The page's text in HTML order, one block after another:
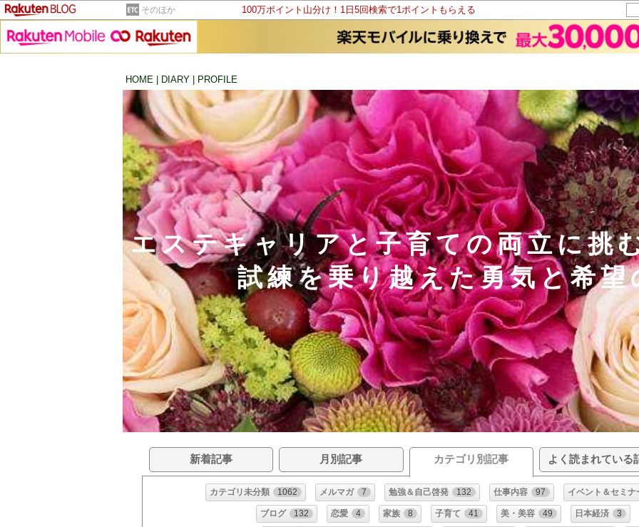
そのほか 100万ポイント山分け！1日5回検索で1ポイントもらえる
HOME
DIARY PROFILE
エステキャリアと子育ての両立に挑
試練を乗り越えた勇気と希望
新着記事 月別記事 カテゴリ別記事 よく読まれている
カテゴリ未分類 1062 メルマガ 7 勉強＆自己啓発 132 仕事内容 97 イベント＆セミナ
ブログ 132 恋愛 4 家族 8 子育て 41 美・美容 49 日本経済 3